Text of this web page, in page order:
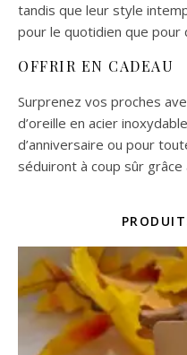
tandis que leur style
pour le quotidien que pour
OFFRIR EN CADEAU
Surprenez vos proches
d’oreille en acier
d’anniversaire ou pour
séduiront à coup sûr